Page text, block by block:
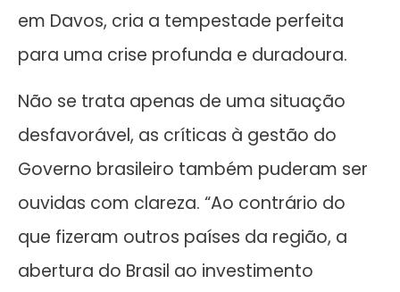
em Davos, cria a tempestade perfeita
para uma crise profunda e duradoura.
Não se trata apenas de uma situação
desfavorável, as críticas à gestão do
Governo brasileiro também puderam ser
ouvidas com clareza. “Ao contrário do
que fizeram outros países da região, a
abertura do Brasil ao investimento